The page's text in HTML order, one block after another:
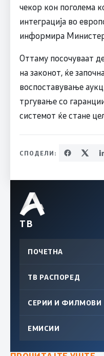
чекор кон поголема
интеграција во
информира
Оттаму посочуваат
на законот, ќе
воспоставување
тргување со
системот ќе стане
СПОДЕЛИ:
ТВ
ПОЧЕТНА
ТВ РАСПОРЕД
СЕРИИ И ФИЛМОВИ
ЕМИСИИ